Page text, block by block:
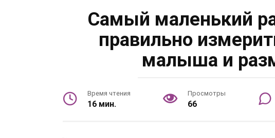
Самый маленький
правильно
малыша и
Время чтения
16 мин.
Просмотры
66